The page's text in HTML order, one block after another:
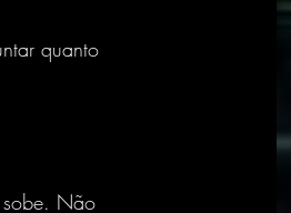
quanto
sobe. Não